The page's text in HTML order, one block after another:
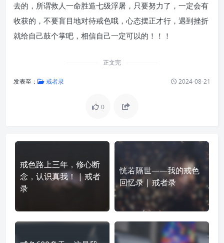
去的，所谓救人一命胜造七级浮屠，只要努力了，一定会有
收获的，不要盲目地对待戒色哦，心态摆正才行，遇到挫折
就给自己鼓个掌吧，相信自己一定可以的！！！
正文完
发表至： 戒者录 2024-08-21
0
戒色路上三年，修心断
念，认识真我！ | 戒者
录
恍若隔世——我的戒色
回忆录 | 戒者录